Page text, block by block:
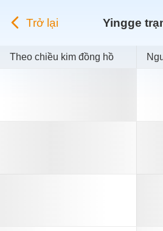
Trở lại Yingge
Theo chiều kim đồng hồ